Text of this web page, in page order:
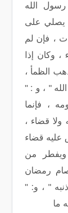
الله
يصلي على
، فإن لم
وكان إذا
الظمأ ،
" ، و : "
، فإنما
ولا قضاء ،
عليه قضاء
من
رمضان
" ، و: "
ما